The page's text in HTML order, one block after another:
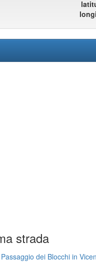
strada
Passaggio dei Blocchi in